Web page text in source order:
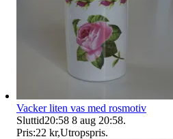
Vacker liten vas med rosmotiv
Sluttid20:58 8 aug 20:58.
Pris:22 kr,Utropspris.